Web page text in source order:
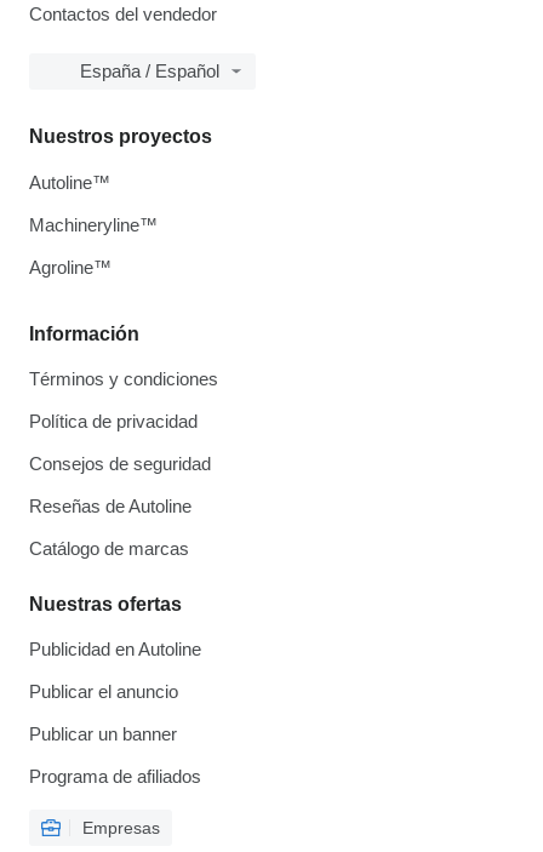
Contactos del vendedor
España / Español
Información
Términos y condiciones
Política de privacidad
Consejos de seguridad
Reseñas de Autoline
Catálogo de marcas
Nuestras ofertas
Publicidad en Autoline
Publicar el anuncio
Publicar un banner
Programa de afiliados
Empresas
Nuestros proyectos
Autoline™
Machineryline™
Agroline™